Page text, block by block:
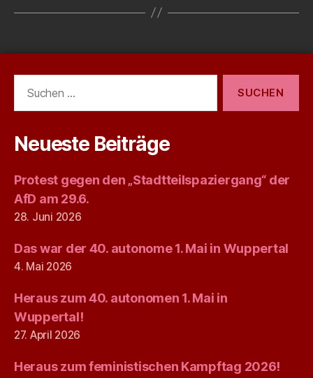
nach:
Neueste Beiträge
Protest gegen den „Stadtteilspaziergang“ der
AfD am 29.6.
28. Juni 2026
Das war der 40. autonome 1. Mai in Wuppertal
4. Mai 2026
Heraus zum 40. autonomen 1. Mai in
Wuppertal!
27. April 2026
Heraus zum feministischen Kampftag 2026!